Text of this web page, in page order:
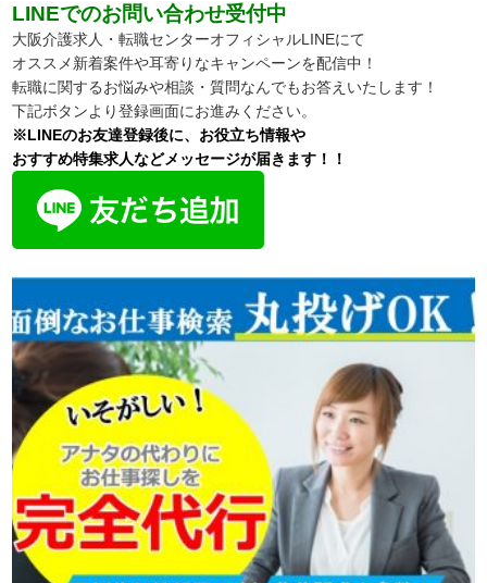
LINEでのお問い合わせ受付中
大阪介護求人・転職センターオフィシャルLINEにて
オススメ新着案件や耳寄りなキャンペーンを配信中！
転職に関するお悩みや相談・質問なんでもお答えいたします！
下記ボタンより登録画面にお進みください。
※LINEのお友達登録後に、お役立ち情報や
おすすめ特集求人などメッセージが届きます！！